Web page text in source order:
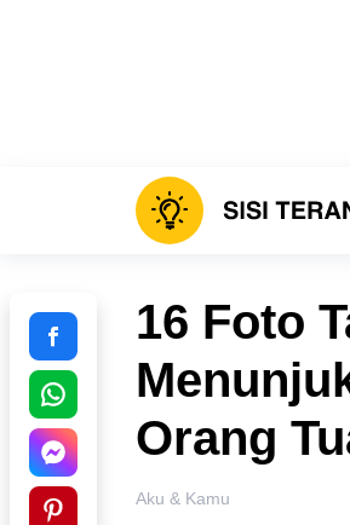
16 Foto
Orang
Aku & Kamu